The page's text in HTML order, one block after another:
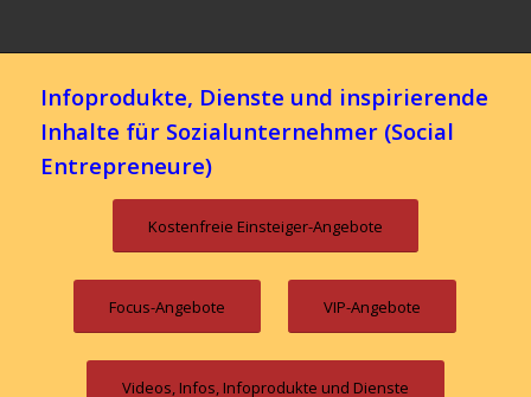
Infoprodukte, Dienste und inspirierende
Inhalte für Sozialunternehmer (Social
Entrepreneure)
Kostenfreie Einsteiger-Angebote
Focus-Angebote VIP-Angebote
Videos, Infos, Infoprodukte und Dienste